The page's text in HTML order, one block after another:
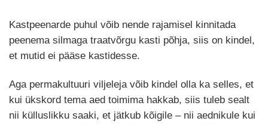
Kastpeenarde puhul võib nende rajamisel kinnitada
peenema silmaga traatvõrgu kasti põhja, siis on kindel,
et mutid ei pääse kastidesse.
Aga permakultuuri viljeleja võib kindel olla ka selles, et
kui ükskord tema aed toimima hakkab, siis tuleb sealt
nii külluslikku saaki, et jätkub kõigile – nii aednikule kui